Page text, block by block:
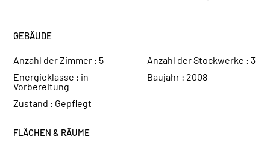
GEBÄUDE
Anzahl der Zimmer : 5 Anzahl der Stockwerke :3
Energieklasse : in
Vorbereitung
Baujahr : 2008
Zustand : Gepflegt
FLÄCHEN & RÄUME